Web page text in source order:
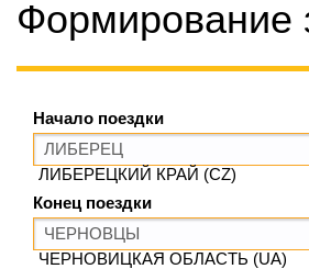
Формирование
Начало поездки
ЛИБЕРЕЦКИЙ КРАЙ (CZ)
Конец поездки
ЧЕРНОВИЦКАЯ ОБЛАСТЬ (UA)